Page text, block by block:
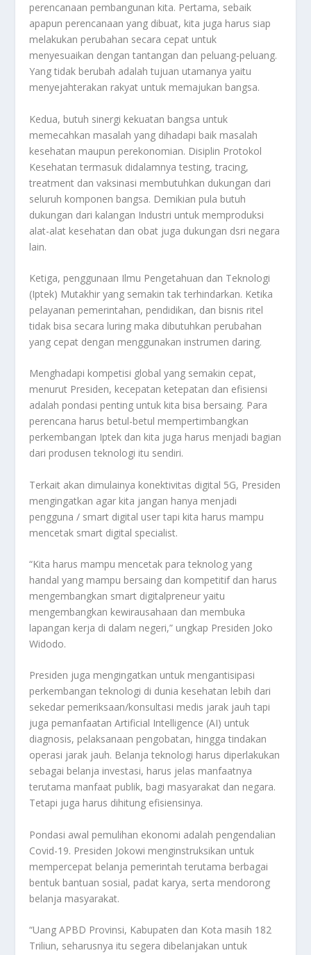
perencanaan pembangunan kita. Pertama, sebaik
apapun perencanaan yang dibuat, kita juga harus siap
melakukan perubahan secara cepat untuk
menyesuaikan dengan tantangan dan peluang-peluang.
Yang tidak berubah adalah tujuan utamanya yaitu
menyejahterakan rakyat untuk memajukan bangsa.
Kedua, butuh sinergi kekuatan bangsa untuk
memecahkan masalah yang dihadapi baik masalah
kesehatan maupun perekonomian. Disiplin Protokol
Kesehatan termasuk didalamnya testing, tracing,
treatment dan vaksinasi membutuhkan dukungan dari
seluruh komponen bangsa. Demikian pula butuh
dukungan dari kalangan Industri untuk memproduksi
alat-alat kesehatan dan obat juga dukungan dsri negara
lain.
Ketiga, penggunaan Ilmu Pengetahuan dan Teknologi
(Iptek) Mutakhir yang semakin tak terhindarkan. Ketika
pelayanan pemerintahan, pendidikan, dan bisnis ritel
tidak bisa secara luring maka dibutuhkan perubahan
yang cepat dengan menggunakan instrumen daring.
Menghadapi kompetisi global yang semakin cepat,
menurut Presiden, kecepatan ketepatan dan efisiensi
adalah pondasi penting untuk kita bisa bersaing. Para
perencana harus betul-betul mempertimbangkan
perkembangan Iptek dan kita juga harus menjadi bagian
dari produsen teknologi itu sendiri.
Terkait akan dimulainya konektivitas digital 5G, Presiden
mengingatkan agar kita jangan hanya menjadi
pengguna / smart digital user tapi kita harus mampu
mencetak smart digital specialist.
“Kita harus mampu mencetak para teknolog yang
handal yang mampu bersaing dan kompetitif dan harus
mengembangkan smart digitalpreneur yaitu
mengembangkan kewirausahaan dan membuka
lapangan kerja di dalam negeri,” ungkap Presiden Joko
Widodo.
Presiden juga mengingatkan untuk mengantisipasi
perkembangan teknologi di dunia kesehatan lebih dari
sekedar pemeriksaan/konsultasi medis jarak jauh tapi
juga pemanfaatan Artificial Intelligence (AI) untuk
diagnosis, pelaksanaan pengobatan, hingga tindakan
operasi jarak jauh. Belanja teknologi harus diperlakukan
sebagai belanja investasi, harus jelas manfaatnya
terutama manfaat publik, bagi masyarakat dan negara.
Tetapi juga harus dihitung efisiensinya.
Pondasi awal pemulihan ekonomi adalah pengendalian
Covid-19. Presiden Jokowi menginstruksikan untuk
mempercepat belanja pemerintah terutama berbagai
bentuk bantuan sosial, padat karya, serta mendorong
belanja masyarakat.
“Uang APBD Provinsi, Kabupaten dan Kota masih 182
Triliun, seharusnya itu segera dibelanjakan untuk